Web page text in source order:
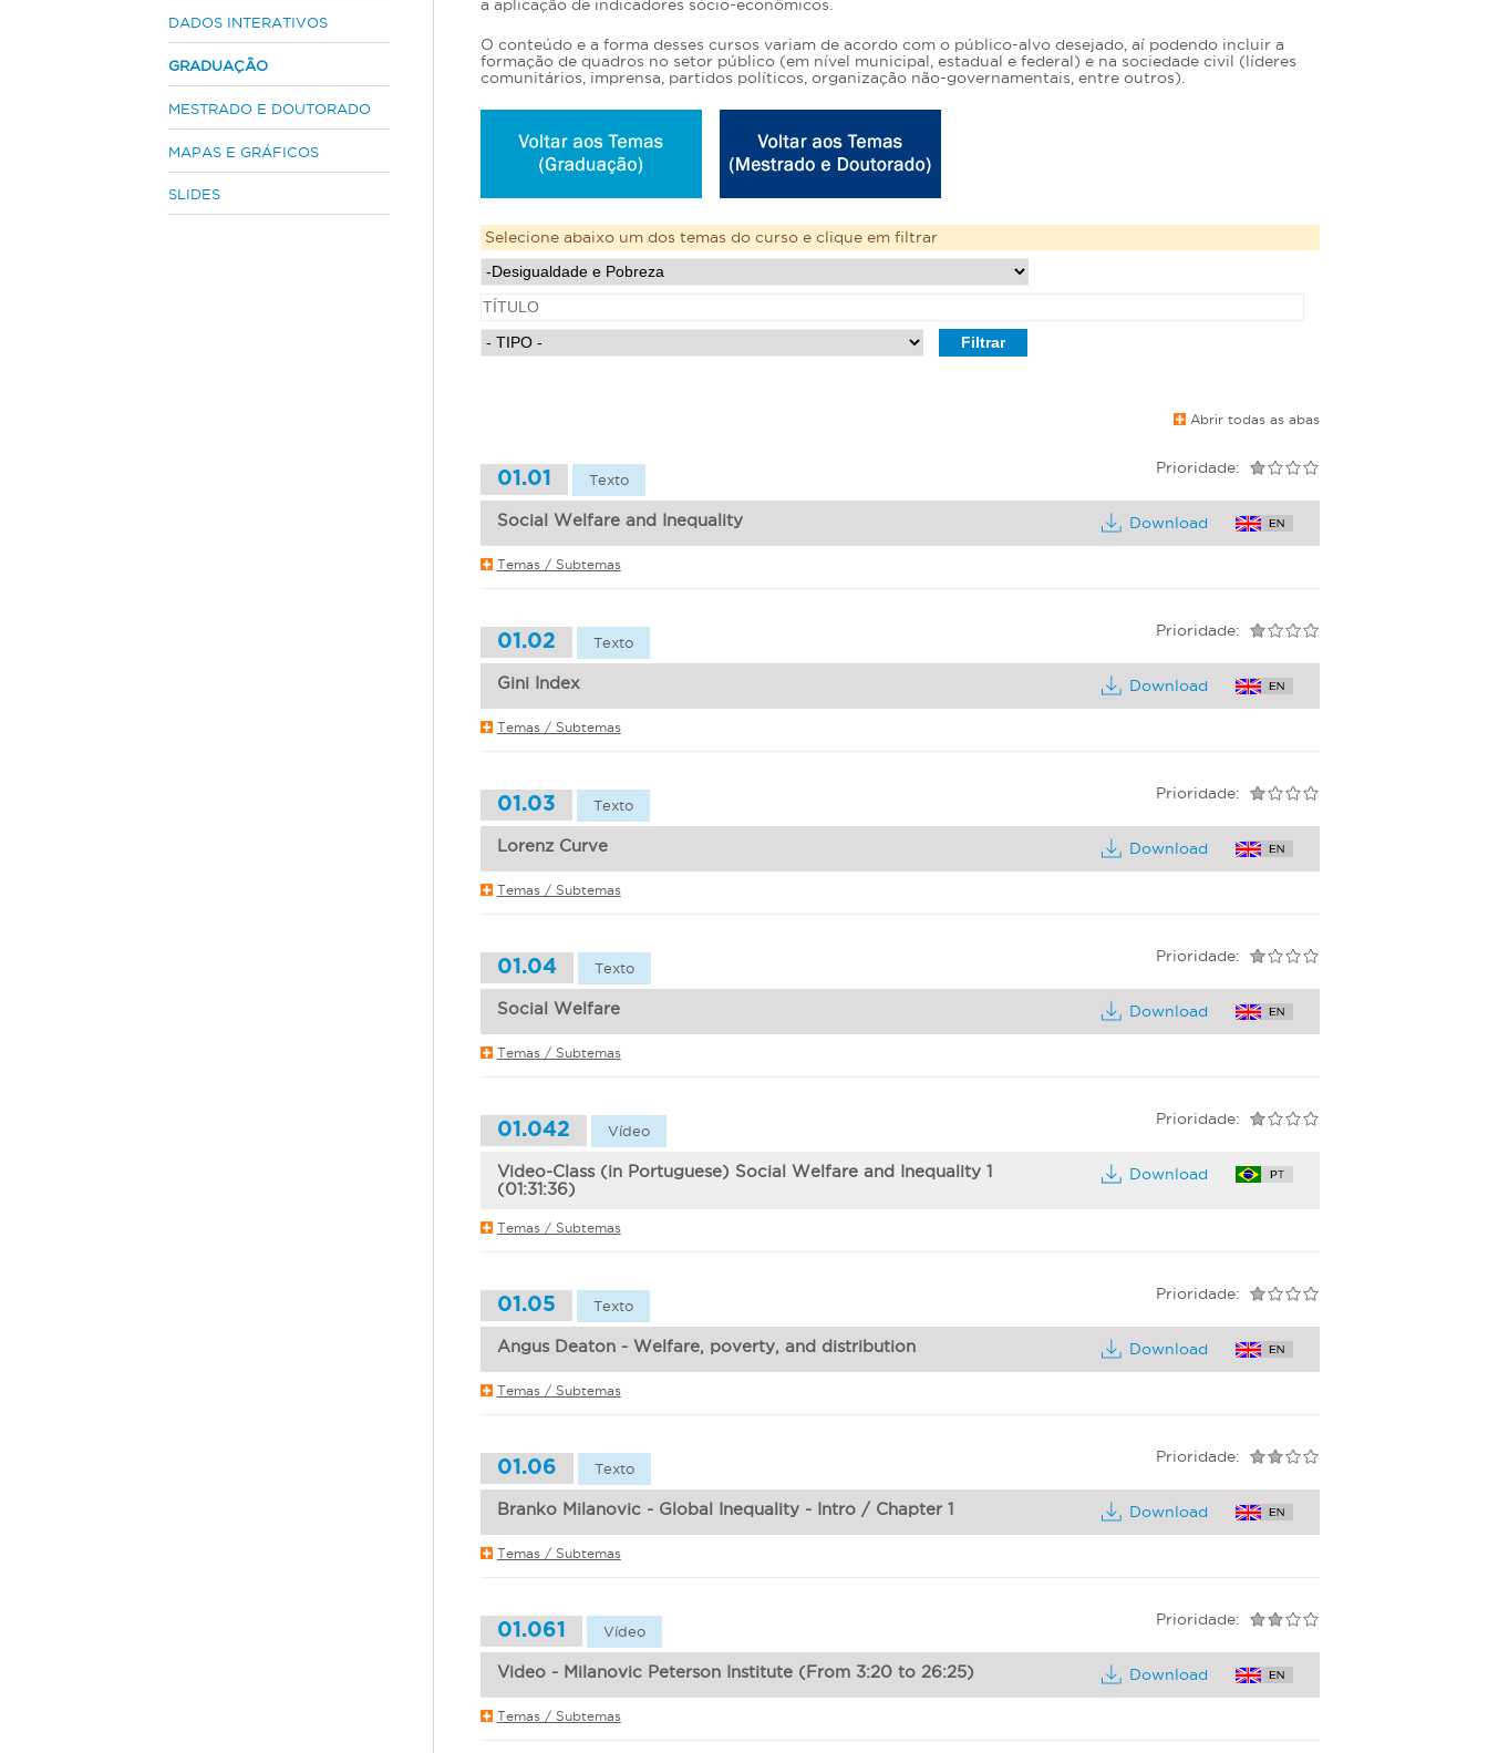
t
á
a aplicação de indicadores sócio-econômicos.
O conteúdo e a forma desses cursos variam de acordo com o público-alvo desejado, aí podendo incluir a
formação de quadros no setor público (em nível municipal, estadual e federal) e na sociedade civil (líderes
comunitários, imprensa, partidos políticos, organização não-governamentais, entre outros).
Selecione abaixo um dos temas do curso e clique em filtrar
Abrir todas as abas
01.01 Texto
Prioridade:
Social Welfare and Inequality Download
Temas / Subtemas
01.02 Texto
Prioridade:
Gini Index Download
Temas / Subtemas
01.03 Texto
Prioridade:
Lorenz Curve Download
Temas / Subtemas
01.04 Texto
Prioridade:
Social Welfare Download
Temas / Subtemas
01.042 Vídeo
Prioridade:
Video-Class (in Portuguese) Social Welfare and Inequality 1
(01:31:36)
Download
Temas / Subtemas
01.05 Texto
Prioridade:
Angus Deaton - Welfare, poverty, and distribution Download
Temas / Subtemas
01.06 Texto
Prioridade:
Branko Milanovic - Global Inequality - Intro / Chapter 1 Download
Temas / Subtemas
01.061 Vídeo
Prioridade:
Video - Milanovic Peterson Institute (From 3:20 to 26:25) Download
Temas / Subtemas
DADOS INTERATIVOS
GRADUAÇÃO
MESTRADO E DOUTORADO
MAPAS E GRÁFICOS
SLIDES